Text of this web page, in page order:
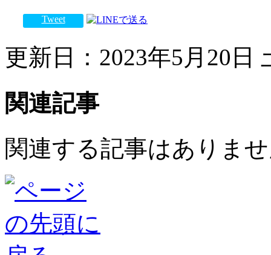
Tweet
更新日：2023年5月20日
関連記事
関連する記事はありま